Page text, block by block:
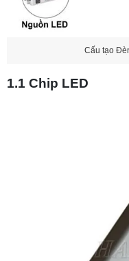
Cấu tạo
1.1 Chip LED